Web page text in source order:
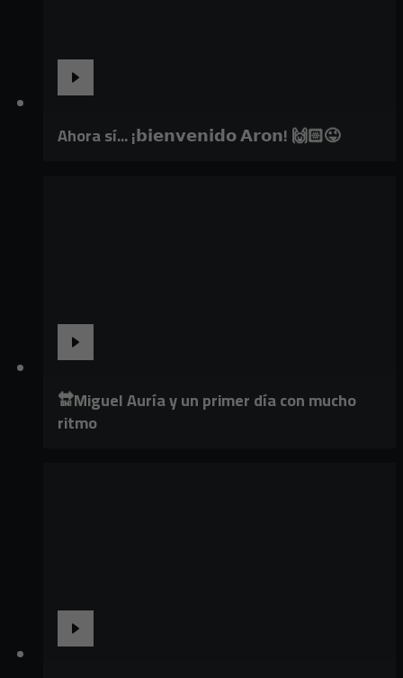
Ahora sí... ¡𝗯𝗶𝗲𝗻𝘃𝗲𝗻𝗶𝗱𝗼 𝗔𝗿𝗼𝗻! 🙌🏻😜
🔛Miguel Auría y un primer día con mucho
ritmo